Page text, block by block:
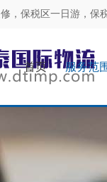
， 保税区一日游 ， 保
首页 服务范